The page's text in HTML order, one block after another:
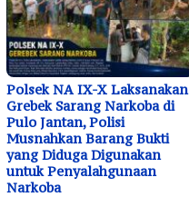
Polsek NA IX-X Laksanakan
Grebek Sarang Narkoba di
Pulo Jantan, Polisi
Musnahkan Barang Bukti
yang Diduga Digunakan
untuk Penyalahgunaan
Narkoba